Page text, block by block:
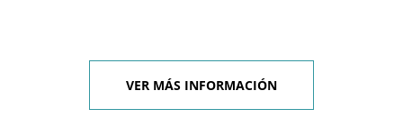
VER MÁS INFORMACIÓN